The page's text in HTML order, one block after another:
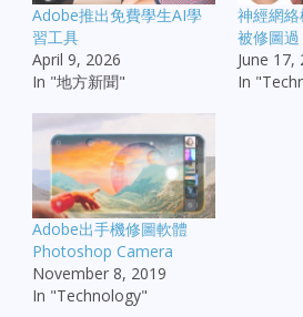
Adobe推出免費學生AI學
習工具
April 9, 2026
In "地方新聞"
神經網
被修圖過
June 17,
In
Adobe出手機修圖軟體
Photoshop Camera
November 8, 2019
In "Technology"